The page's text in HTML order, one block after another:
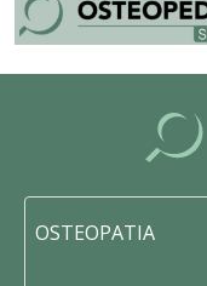
OSTEOPATIA